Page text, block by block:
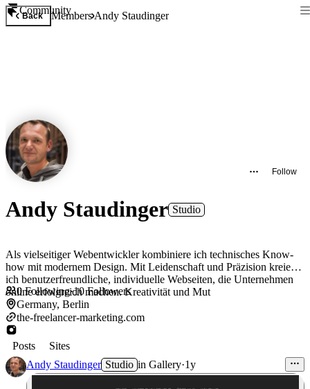
Community
Back MembersAndy Staudinger
Follow
Andy Staudinger Studio
Als vielseitiger Webentwickler kombiniere ich technisches Know-
how mit modernem Design. Mit Leidenschaft und Präzision kreiere
ich benutzerfreundliche, individuelle Webseiten, die Unternehmen
online erfolgreich machen. Kreativität und Mut
0Following·10 Followers
Germany, Berlin
the-freelancer-marketing.com
Posts
Sites
Andy Staudinger Studio in Gallery·1y